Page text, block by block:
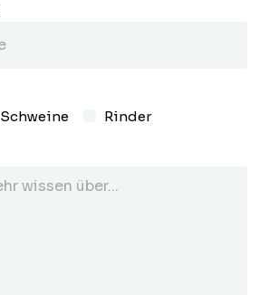
Schweine Rinder